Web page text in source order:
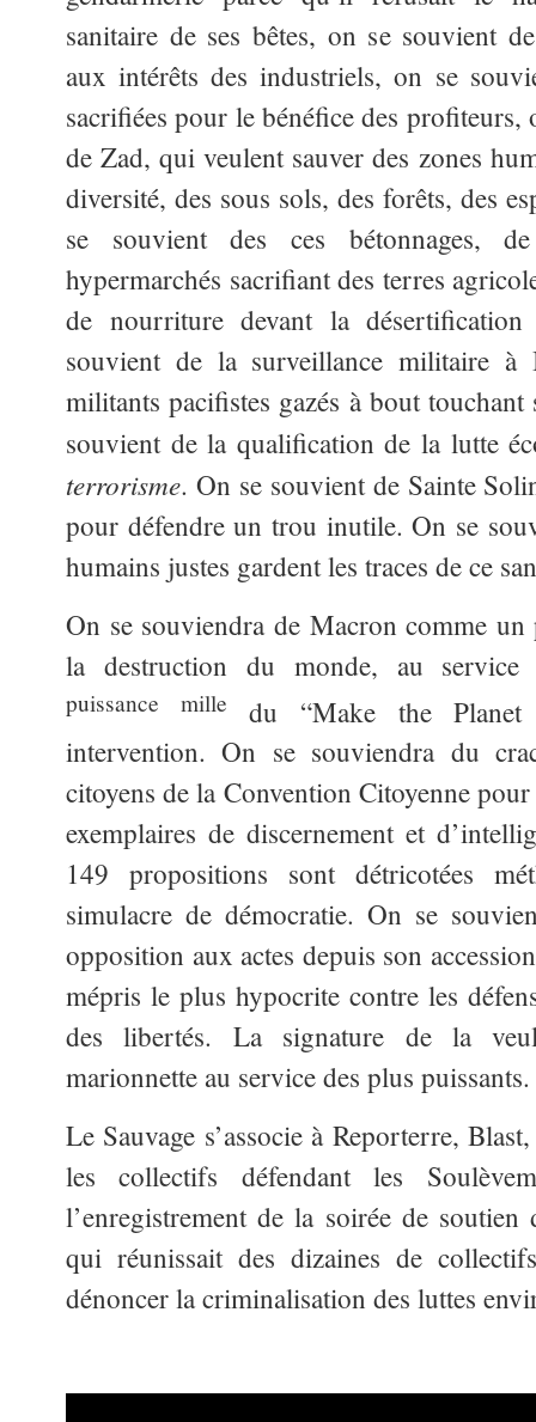
sanitaire de ses bêtes, on se souvient
aux intérêts des industriels, on se
sacrifiées pour le bénéfice des profiteurs,
de Zad, qui veulent sauver des zones
diversité, des sous sols, des forêts, des
se souvient des ces bétonnages,
hypermarchés sacrifiant des terres
de nourriture devant la
souvient de la surveillance militaire
militants pacifistes gazés à bout
souvient de la qualification de la lutte
terrorisme. On se souvient de Sainte
pour défendre un trou inutile. On se
humains justes gardent les traces de ce
On se souviendra de Macron comme
la destruction du monde, au service
puissance mille
du “Make the Planet
intervention. On se souviendra du
citoyens de la Convention Citoyenne
exemplaires de discernement et
149 propositions sont détricotées
simulacre de démocratie. On se
opposition aux actes depuis son
mépris le plus hypocrite contre les
des libertés. La signature de la
marionnette au service des plus puissants.
Le Sauvage s’associe à Reporterre,
les collectifs défendant les
l’enregistrement de la soirée de
qui réunissait des dizaines de
dénoncer la criminalisation des luttes